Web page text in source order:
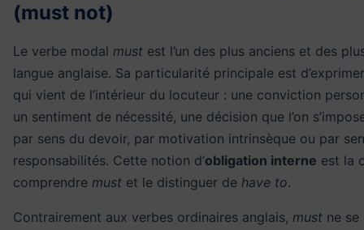
(must not)
Le verbe modal must est l’un des plus anciens et des
langue anglaise. Sa particularité principale est
qui vient de l’intérieur du locuteur : une conviction
un sentiment de nécessité, une décision que l’on
par sens du devoir, par motivation intrinsèque ou par
responsabilités. Cette notion d’obligation interne est la
comprendre must et le distinguer de have to.
Contrairement aux verbes ordinaires anglais, must ne se